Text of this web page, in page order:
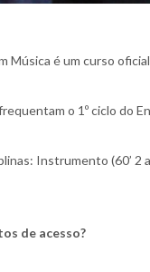
Música é um curso
o 1º ciclo do
Instrumento (60’ 2
de acesso?